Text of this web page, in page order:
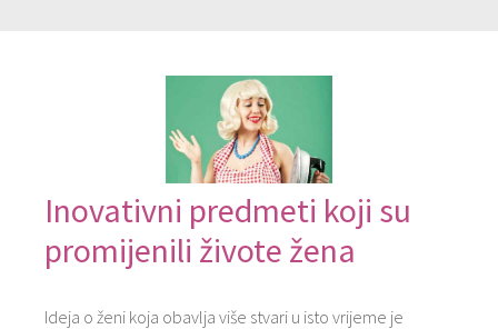
Inovativni predmeti koji su
promijenili živote žena
Ideja o ženi koja obavlja više stvari u isto vrijeme je